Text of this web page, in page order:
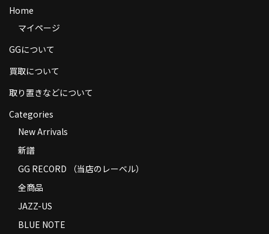
送料
お支払い方法
返品
コンディション
特定商取引法に基づく表示
Contact
Home
マイページ
GGについて
買取について
取り置きなどについて
Categories
New Arrivals
新譜
GG RECORD （当店のレーベル）
全商品
JAZZ-US
BLUE NOTE